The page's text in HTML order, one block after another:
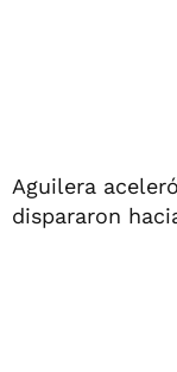
Aguilera
dispararon